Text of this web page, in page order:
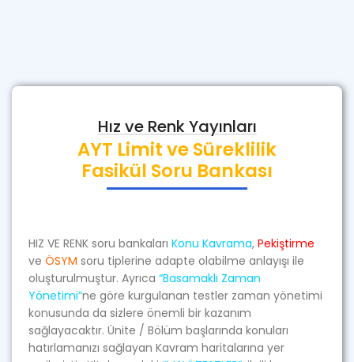
Hız ve Renk Yayınları
AYT Limit ve Süreklilik
Fasikül Soru Bankası
HIZ VE RENK soru bankaları Konu Kavrama, Pekiştirme
ve ÖSYM soru tiplerine adapte olabilme anlayışı ile
oluşturulmuştur. Ayrıca “Basamaklı Zaman
Yönetimi”ne göre kurgulanan testler zaman yönetimi
konusunda da sizlere önemli bir kazanım
sağlayacaktır. Ünite / Bölüm başlarında konuları
hatırlamanızı sağlayan Kavram haritalarına yer